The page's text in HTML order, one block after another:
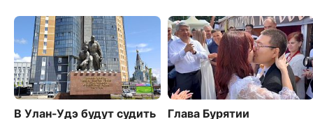
В Улан-Удэ будут судить Глава Бурятии